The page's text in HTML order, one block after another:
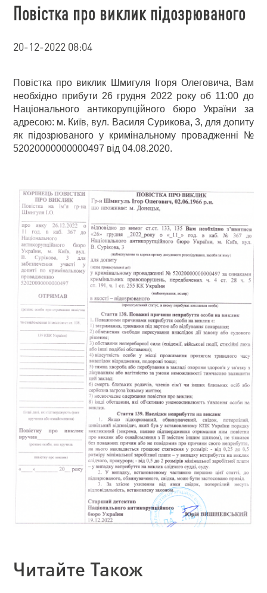
Повістка про виклик підозрюваного
20-12-2022 08:04
Повістка про виклик Шмигуля Ігоря Олеговича, Вам
необхідно прибути 26 грудня 2022 року об 11:00 до
Національного антикорупційного бюро України за
адресою: м. Київ, вул. Василя Сурикова, 3, для допиту
як підозрюваного у кримінальному провадженні №
52020000000000497 від 04.08.2020.
Читайте Також